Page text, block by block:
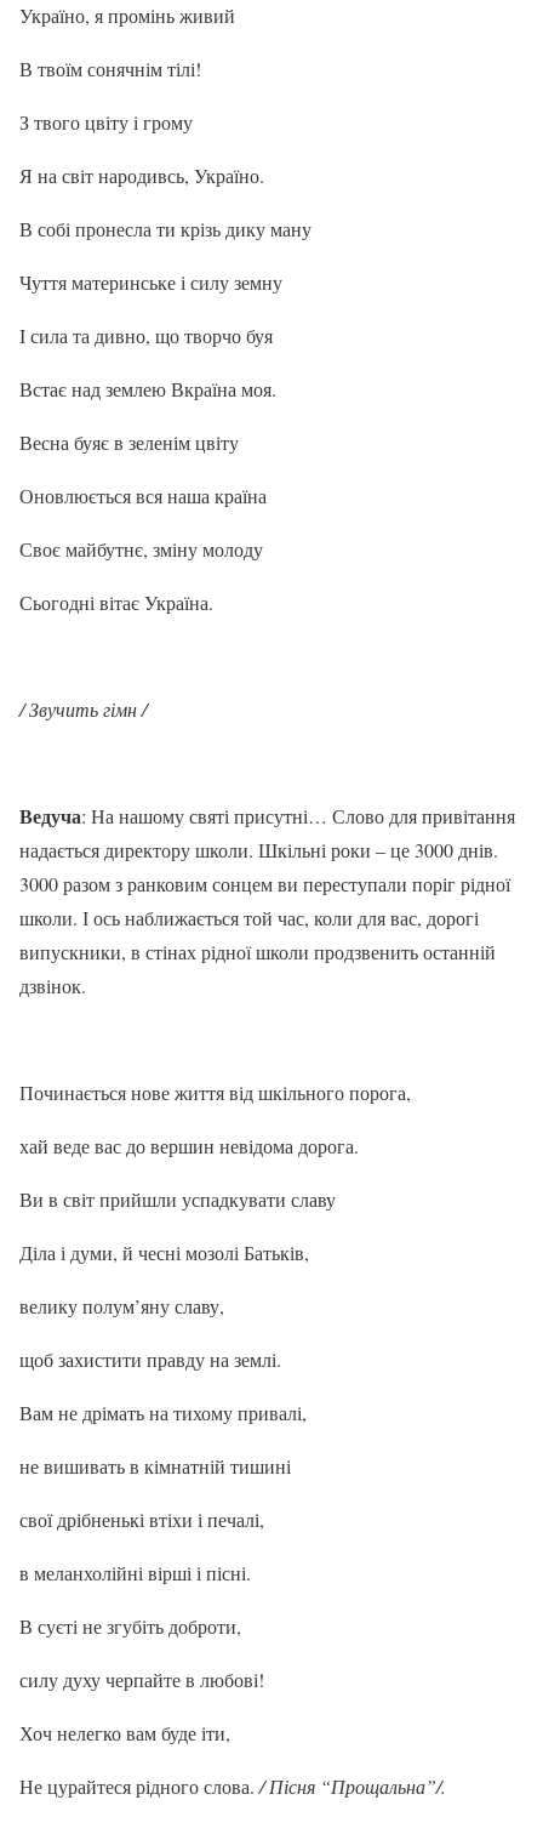
Україно, я промінь живий
В твоїм сонячнім тілі!
З твого цвіту і грому
Я на світ народивсь, Україно.
В собі пронесла ти крізь дику ману
Чуття материнське і силу земну
І сила та дивно, що творчо буя
Встає над землею Вкраїна моя.
Весна буяє в зеленім цвіту
Оновлюється вся наша країна
Своє майбутнє, зміну молоду
Сьогодні вітає Україна.
/ Звучить гімн /
Ведуча: На нашому святі присутні… Слово для привітання
надається директору школи. Шкільні роки – це 3000 днів.
3000 разом з ранковим сонцем ви переступали поріг рідної
школи. І ось наближається той час, коли для вас, дорогі
випускники, в стінах рідної школи продзвенить останній
дзвінок.
Починається нове життя від шкільного порога,
хай веде вас до вершин невідома дорога.
Ви в світ прийшли успадкувати славу
Діла і думи, й чесні мозолі Батьків,
велику полум’яну славу,
щоб захистити правду на землі.
Вам не дрімать на тихому привалі,
не вишивать в кімнатній тишині
свої дрібненькі втіхи і печалі,
в меланхолійні вірші і пісні.
В суєті не згубіть доброти,
силу духу черпайте в любові!
Хоч нелегко вам буде іти,
Не цурайтеся рідного слова./ Пісня “Прощальна”/.